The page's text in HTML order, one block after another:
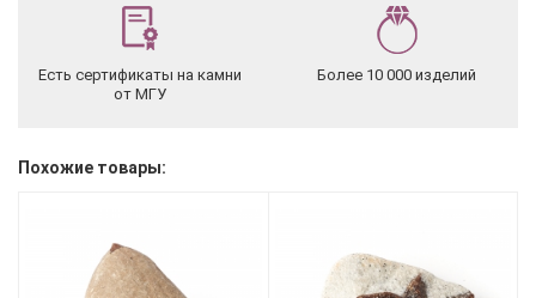
Есть сертификаты на камни
от МГУ
Более 10 000 изделий
Похожие товары: